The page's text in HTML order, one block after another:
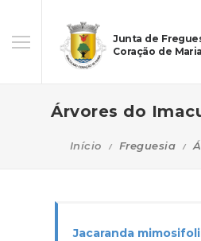
Junta de
Coração de Maria
Árvores do
Início Freguesia
Jacaranda